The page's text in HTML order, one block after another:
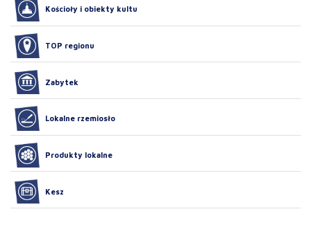
Kościoły i obiekty kultu
TOP regionu
Zabytek
Lokalne rzemiosło
Produkty lokalne
Kesz